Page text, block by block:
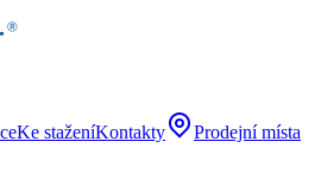
Ke staženíKontakty Prodejní místa